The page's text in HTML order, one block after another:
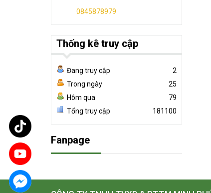
0845878979
Thống kê truy cập
Đang truy cập
2
Trong ngày
25
Hôm qua
79
Tổng truy cập
181100
Fanpage